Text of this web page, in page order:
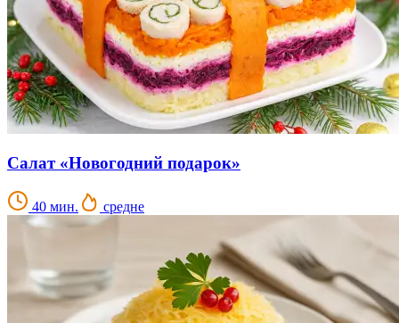
Салат «Новогодний подарок»
40 мин. средне